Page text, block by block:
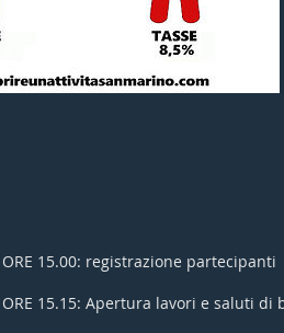
15.00: registrazione partecipanti
15.15: Apertura lavori e saluti di